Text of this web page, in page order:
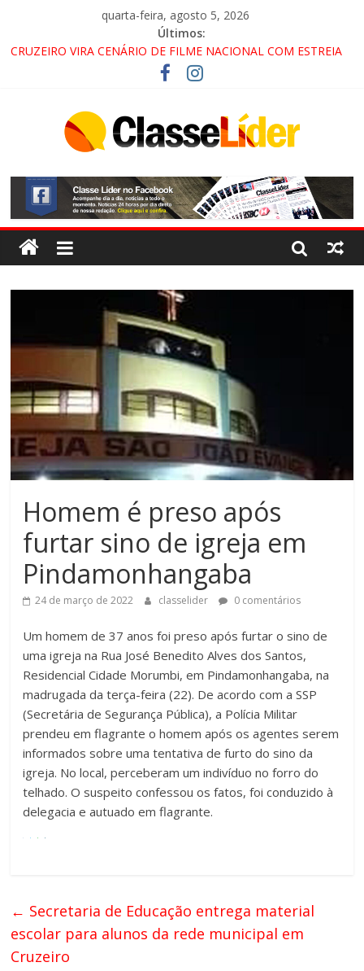
quarta-feira, agosto 5, 2026
Últimos:
CRUZEIRO VIRA CENÁRIO DE FILME NACIONAL COM ESTREIA
PROMOTOR DO GAECO
ACESSO À APARECIDA NA DUTRA SERÁ BLOQUEADO NO FIM
ALTERNATIVAS
LORENA, PINDAMONHANGABA E QUELUZ NA RETA FINAL
PELA FÁBRICA DA COCA-COLA!
Homem é preso após
furtar sino de igreja em
Pindamonhangaba
24 de março de 2022 classelider 0 comentários
Um homem de 37 anos foi preso após furtar o sino de
uma igreja na Rua José Benedito Alves dos Santos,
Residencial Cidade Morumbi, em Pindamonhangaba, na
madrugada da terça-feira (22). De acordo com a SSP
(Secretária de Segurança Pública), a Polícia Militar
prendeu em flagrante o homem após os agentes serem
informados sobre uma tentativa de furto do sino da
igreja. No local, perceberam um indivíduo no forro do
telhado. O suspeito confessou os fatos, foi conduzido à
delegacia e autuado em flagrante.
← Secretaria de Educação entrega material
escolar para alunos da rede municipal em
Cruzeiro